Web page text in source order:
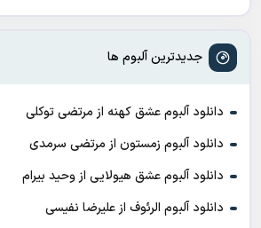
جدیدترین آلبوم ها
دانلود آلبوم عشق کهنه از مرتضی توکلی
دانلود آلبوم زمستون از مرتضی سرمدی
دانلود آلبوم عشق هیولایی از وحید بیرام
دانلود آلبوم الرئوف از علیرضا نفیسی